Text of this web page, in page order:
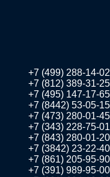
+7 (499) 288-14-02
+7 (812) 389-31-25
+7 (495) 147-17-65
+7 (8442) 53-05-15
+7 (473) 280-01-45
+7 (343) 228-75-01
+7 (843) 280-01-20
+7 (3842) 23-22-40
+7 (861) 205-95-90
+7 (391) 989-95-00